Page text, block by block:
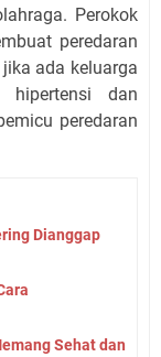
Perokok
peredaran
ada keluarga
hipertensi dan
peredaran
Dianggap
Sehat dan